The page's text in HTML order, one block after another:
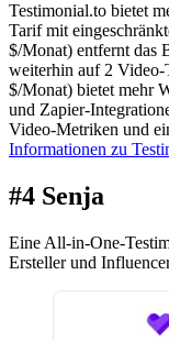
Testimonial.to bietet
Tarif mit
$/Monat) entfernt das
weiterhin auf 2
$/Monat) bietet mehr
und Zapier-
Video-Metriken und
Informationen zu
#4 Senja
Eine All-in-One-
Ersteller und